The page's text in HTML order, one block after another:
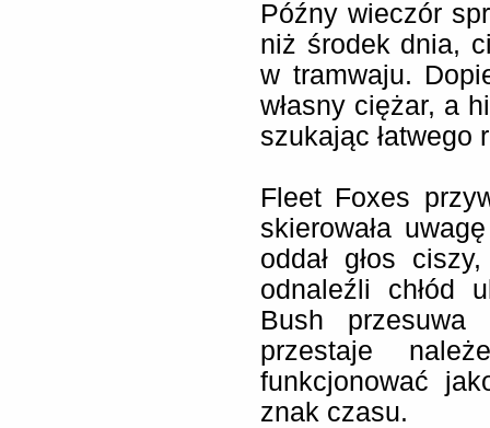
Późny wieczór
niż środek dnia,
w tramwaju.
własny ciężar, a
szukając łatwego
Fleet Foxes
skierowała
oddał głos
odnaleźli chłód
Bush
przestaje
funkcjonować
znak czasu.